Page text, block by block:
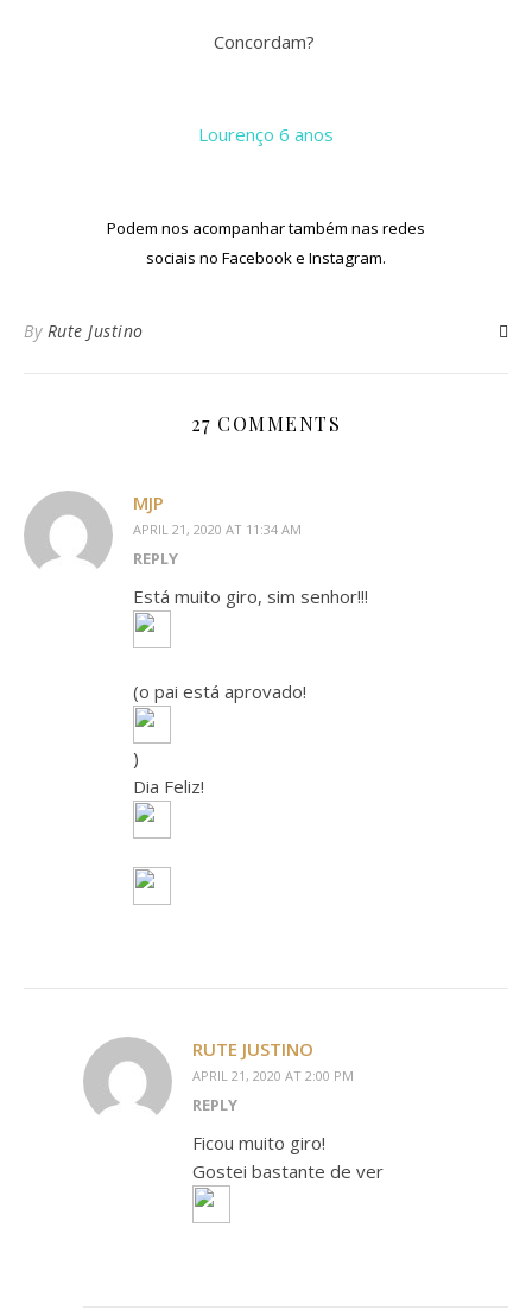
Concordam?
Lourenço 6 anos
Podem nos acompanhar também nas redes
sociais no Facebooke Instagram.
By Rute Justino
27 COMMENTS
MJP
APRIL 21, 2020 AT 11:34 AM
REPLY
Está muito giro, sim senhor!!!
(o pai está aprovado!
)
Dia Feliz!
RUTE JUSTINO
APRIL 21, 2020 AT 2:00 PM
REPLY
Ficou muito giro!
Gostei bastante de ver